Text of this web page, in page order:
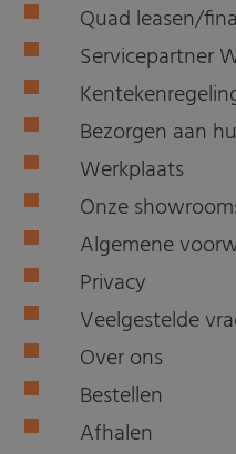
Quad leasen/
Servicepartner
Bezorgen aan
Werkplaats
Onze
Algemene
Privacy
Veelgestelde
Over ons
Bestellen
Afhalen